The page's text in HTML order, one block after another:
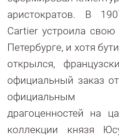
аристократов. В
Cartier устроила
Петербурге, и хотя
открылся,
официальный заказ
официальным
драгоценностей на
коллекции князя